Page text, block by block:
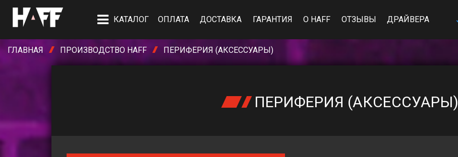
КАТАЛОГ ОПЛАТА ДОСТАВКА ГАРАНТИЯ О HAFF ОТЗЫВЫ ДРАЙВЕРА
ГЛАВНАЯ ПРОИЗВОДСТВО HAFF ПЕРИФЕРИЯ (АКСЕССУАРЫ)
ПЕРИФЕРИЯ (АКСЕССУАРЫ)